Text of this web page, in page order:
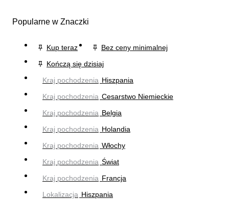
Popularne w Znaczki
Kup teraz
Bez ceny minimalnej
Kończą się dzisiaj
Kraj pochodzenia Hiszpania
Kraj pochodzenia Cesarstwo Niemieckie
Kraj pochodzenia Belgia
Kraj pochodzenia Holandia
Kraj pochodzenia Włochy
Kraj pochodzenia Świat
Kraj pochodzenia Francja
Lokalizacja Hiszpania